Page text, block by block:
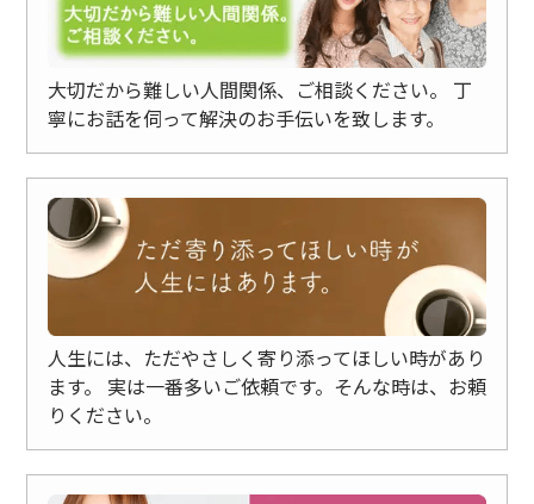
大切だから難しい人間関係、ご相談ください。 丁
寧にお話を伺って解決のお手伝いを致します。
人生には、ただやさしく寄り添ってほしい時があり
ます。 実は一番多いご依頼です。そんな時は、お頼
りください。